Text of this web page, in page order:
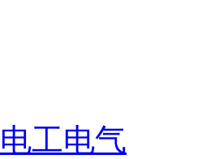
电工电气